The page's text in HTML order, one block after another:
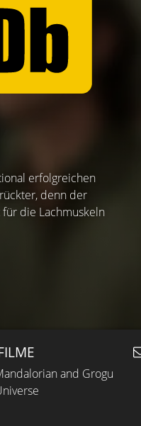
erfolgreichen
denn der
die Lachmuskeln
and Grogu